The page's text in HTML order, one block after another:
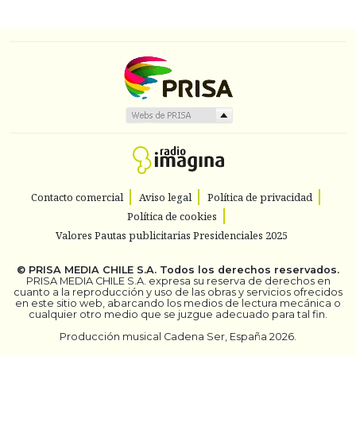
Contacto comercial Aviso legal
Política de privacidad
Política de cookies
Valores Pautas publicitarias Presidenciales 2025
© PRISA MEDIA CHILE S.A. Todos los derechos reservados.
PRISA MEDIA CHILE S.A. expresa su reserva de derechos en
cuanto a la reproducción y uso de las obras y servicios ofrecidos
en este sitio web, abarcando los medios de lectura mecánica o
cualquier otro medio que se juzgue adecuado para tal fin.
Producción musical Cadena Ser, España 2026.